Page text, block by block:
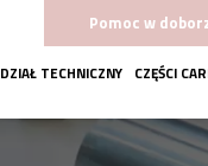
Pomoc w
DZIAŁ TECHNICZNY CZĘŚCI